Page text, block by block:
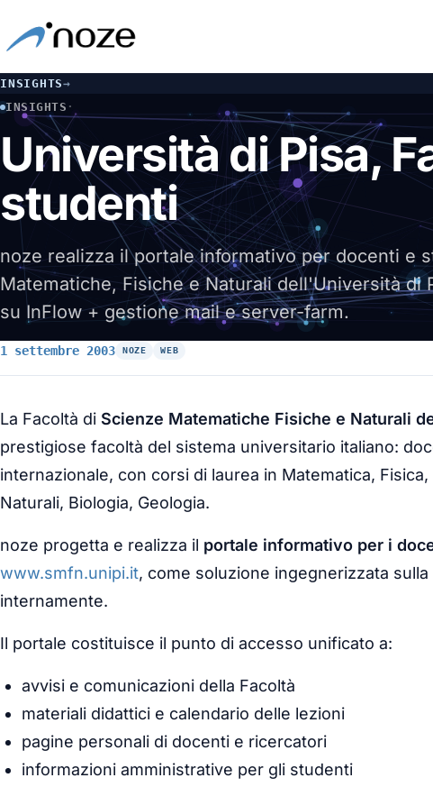
INSIGHTS→
INSIGHTS ·
UNIVERSITÀ DI PISA, FACOLTÀ SMFN: PORTALE DOCENTI E
Università di Pisa,
studenti
noze realizza il portale informativo per docenti e
Matematiche, Fisiche e Naturali dell'Università di
su InFlow + gestione mail e server-farm.
1 settembre 2003 NOZE WEB
La Facoltà di Scienze Matematiche Fisiche e Naturali
prestigiose facoltà del sistema universitario italiano:
internazionale, con corsi di laurea in Matematica,
Naturali, Biologia, Geologia.
noze progetta e realizza il portale informativo per i
www.smfn.unipi.it, come soluzione ingegnerizzata sulla
internamente.
Il portale costituisce il punto di accesso unificato a:
avvisi e comunicazioni della Facoltà
materiali didattici e calendario delle lezioni
pagine personali di docenti e ricercatori
informazioni amministrative per gli studenti